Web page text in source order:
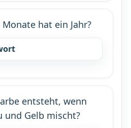
hat ein Jahr?
entsteht, wenn
und Gelb mischt?